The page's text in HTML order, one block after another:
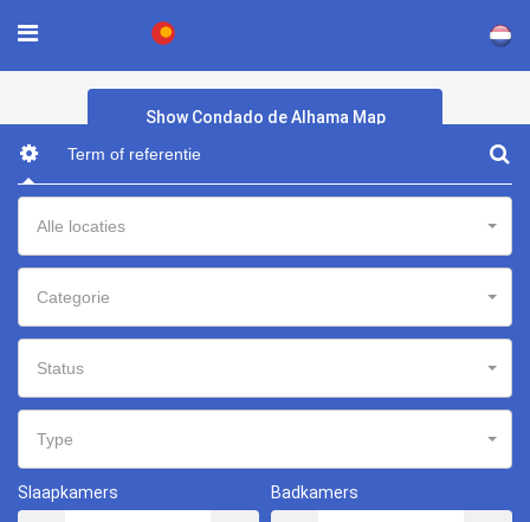
×
Show Condado de Alhama Map
Alle locaties
Categorie
Status
Type
Slaapkamers Badkamers